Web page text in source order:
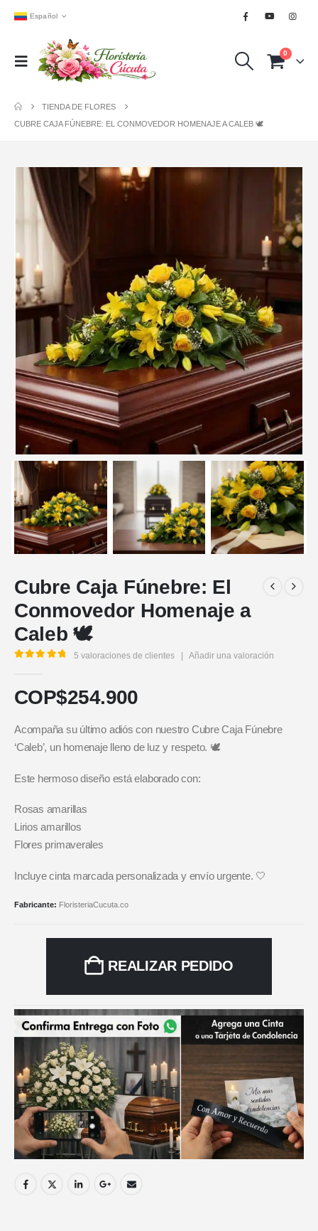
Español
0
TIENDA DE FLORES
CUBRE CAJA FÚNEBRE: EL CONMOVEDOR HOMENAJE A CALEB 🕊️
Cubre Caja Fúnebre: El
Conmovedor Homenaje a
Caleb 🕊️
5 valoraciones de clientes | Añadir una valoración
COP$254.900
Acompaña su último adiós con nuestro Cubre Caja Fúnebre
‘Caleb’, un homenaje lleno de luz y respeto. 🕊️
Este hermoso diseño está elaborado con:
Rosas amarillas
Lirios amarillos
Flores primaverales
Incluye cinta marcada personalizada y envío urgente. 🤍
Fabricante: FloristeriaCucuta.co
REALIZAR PEDIDO